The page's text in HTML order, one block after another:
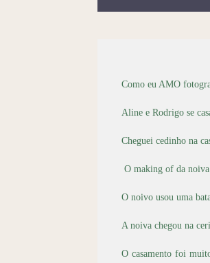
Como eu AMO
Aline e Rodrigo se
Cheguei cedinho na
O making of da
O noivo usou uma
A noiva chegou na
O casamento foi